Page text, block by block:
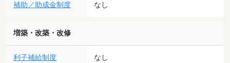
補助／助成金制度 なし
増築・改築・改修
利子補給制度 なし